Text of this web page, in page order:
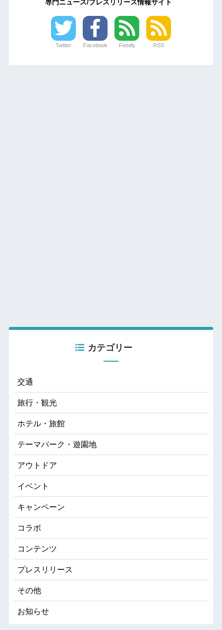
専門ニュース/プレスリリース情報サイト
Twitter Facebook Feedly RSS
カテゴリー
交通
旅行・観光
ホテル・旅館
テーマパーク・遊園地
アウトドア
イベント
キャンペーン
コラボ
コンテンツ
プレスリリース
その他
お知らせ